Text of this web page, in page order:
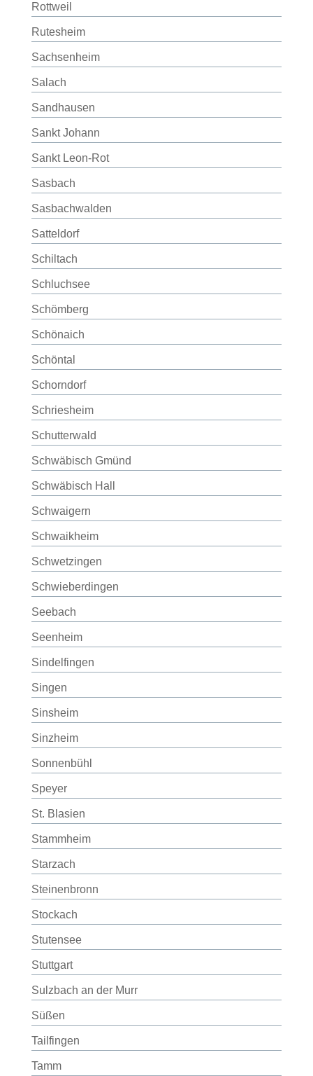
Rottweil
Rutesheim
Sachsenheim
Salach
Sandhausen
Sankt Johann
Sankt Leon-Rot
Sasbach
Sasbachwalden
Satteldorf
Schiltach
Schluchsee
Schömberg
Schönaich
Schöntal
Schorndorf
Schriesheim
Schutterwald
Schwäbisch Gmünd
Schwäbisch Hall
Schwaigern
Schwaikheim
Schwetzingen
Schwieberdingen
Seebach
Seenheim
Sindelfingen
Singen
Sinsheim
Sinzheim
Sonnenbühl
Speyer
St. Blasien
Stammheim
Starzach
Steinenbronn
Stockach
Stutensee
Stuttgart
Sulzbach an der Murr
Süßen
Tailfingen
Tamm